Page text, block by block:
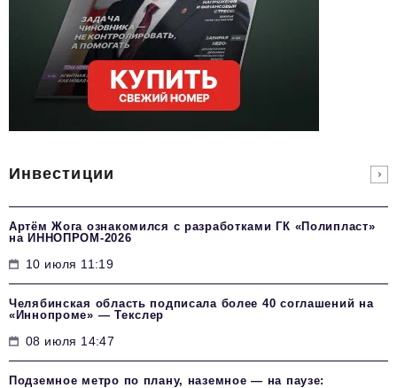
Инвестиции
Артём Жога ознакомился с разработками ГК «Полипласт»
на ИННОПРОМ-2026
10 июля 11:19
Челябинская область подписала более 40 соглашений на
«Иннопроме» — Текслер
08 июля 14:47
Подземное метро по плану, наземное — на паузе: